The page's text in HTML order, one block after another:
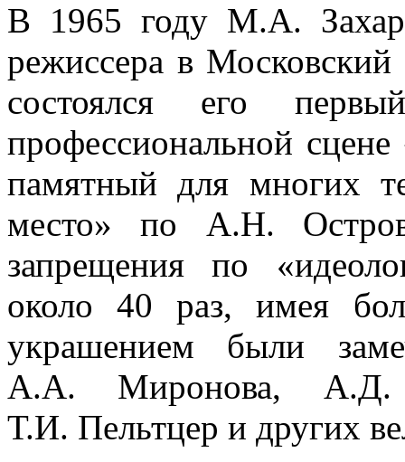
В 1965 году М.А.
режиссера в
состоялся его
профессиональной
памятный для многих
место» по А.Н.
запрещения по
около 40 раз, имея
украшением были
А.А. Миронова, А.Д.
Т.И. Пельтцер и других